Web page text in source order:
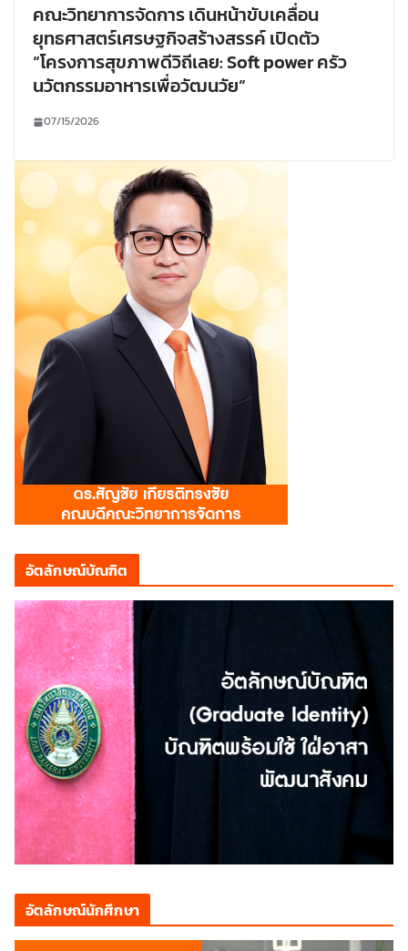
คณะวิทยาการจัดการ เดินหน้าขับเคลื่อน
ยุทธศาสตร์เศรษฐกิจสร้างสรรค์ เปิดตัว
“โครงการสุขภาพดีวิถีเลย: Soft power ครัว
นวัตกรรมอาหารเพื่อวัฒนวัย”
07/15/2026
อัตลักษณ์บัณฑิต
อัตลักษณ์นักศึกษา